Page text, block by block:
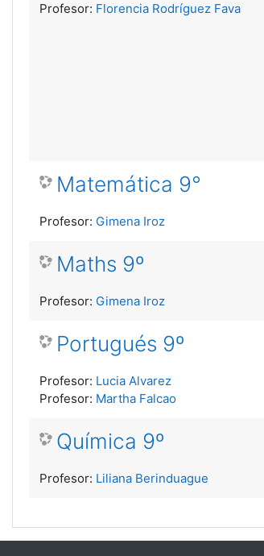
Profesor: Florencia Rodríguez Fava
Matemática 9°
Profesor: Gimena Iroz
Maths 9º
Profesor: Gimena Iroz
Portugués 9º
Profesor: Lucia Alvarez
Profesor: Martha Falcao
Química 9º
Profesor: Liliana Berinduague